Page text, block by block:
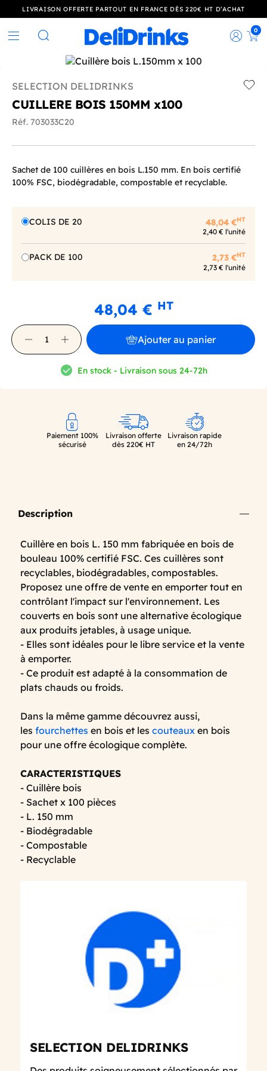
LIVRAISON OFFERTE PARTOUT EN FRANCE DÈS 220€ HT D’ACHAT
Rechercher
0
SELECTION DELIDRINKS
CUILLERE BOIS 150MM x100
Réf. 703033C20
Sachet de 100 cuillères en bois L.150 mm. En bois certifié
100% FSC, biodégradable, compostable et recyclable.
COLIS DE 20 48,04 €HT
2,40 € l'unité
PACK DE 100 2,73 €HT
2,73 € l'unité
48,04 € HT
Ajouter au panier
En stock - Livraison sous 24-72h
Paiement 100%
sécurisé
Livraison offerte
dès 220€ HT
Livraison rapide
en 24/72h
Description
Cuillère en bois L. 150 mm fabriquée en bois de
bouleau 100% certifié FSC. Ces cuillères sont
recyclables, biodégradables, compostables.
Proposez une offre de vente en emporter tout en
contrôlant l'impact sur l'environnement. Les
couverts en bois sont une alternative écologique
aux produits jetables, à usage unique.
- Elles sont idéales pour le libre service et la vente
à emporter.
- Ce produit est adapté à la consommation de
plats chauds ou froids.
Dans la même gamme découvrez aussi,
les fourchettes en bois et les couteaux en bois
pour une offre écologique complète.
CARACTERISTIQUES
- Cuillère bois
- Sachet x 100 pièces
- L. 150 mm
- Biodégradable
- Compostable
- Recyclable
SELECTION DELIDRINKS